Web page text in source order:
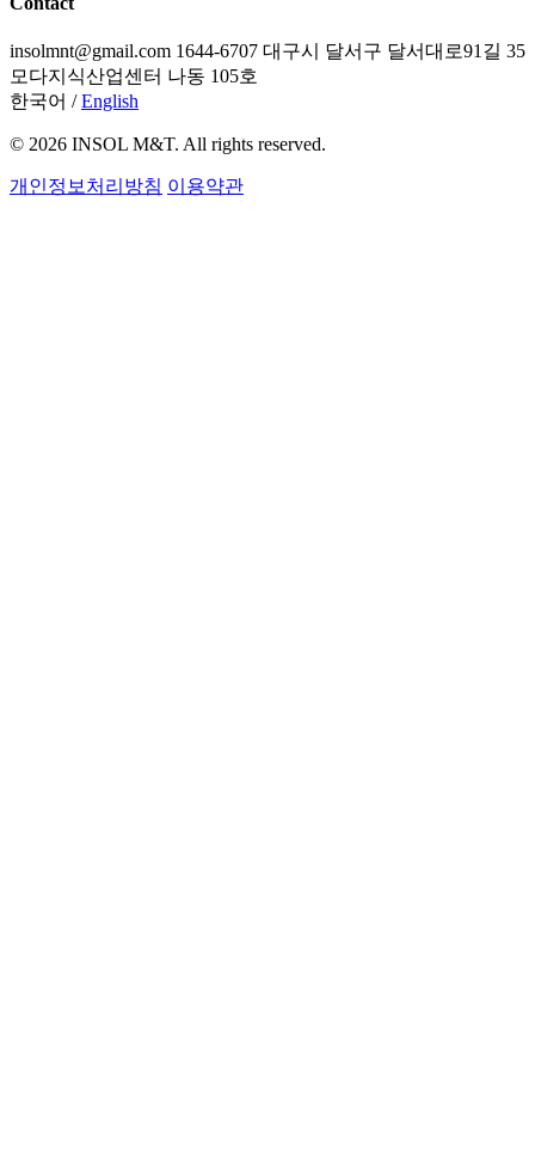
insolmnt@gmail.com 1644-6707 대구시 달서구 달서대로91길 35
모다지식산업센터 나동 105호
한국어 / English
© 2026 INSOL M&T. All rights reserved.
개인정보처리방침 이용약관